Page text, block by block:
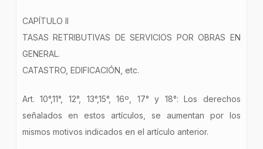
CAPÍTULO II
TASAS RETRIBUTIVAS DE SERVICIOS POR OBRAS EN
GENERAL.
CATASTRO, EDIFICACIÓN, etc.
Art. 10°,11°, 12°, 13°,15°, 16º, 17° y 18°: Los derechos
señalados en estos artículos, se aumentan por los
mismos motivos indicados en el artículo anterior.